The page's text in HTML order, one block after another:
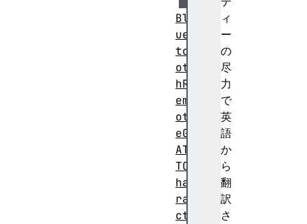
ィ
ー
の
尽
力
で
英
語
か
ら
翻
訳
さ
Bl
ue
to
ot
hR
em
ot
eG
AT
TC
ha
ra
ct